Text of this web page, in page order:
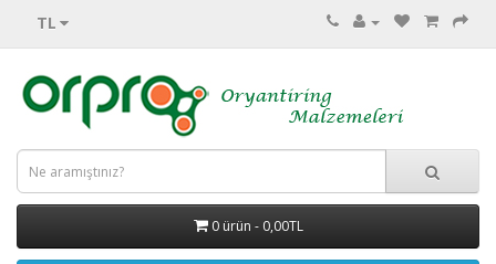
TL
0 ürün - 0,00TL